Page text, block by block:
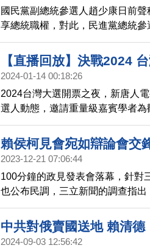
另外《ETtoday》數據指出，賴蕭
在後，雙方差距在3%的誤差範圍
國民黨副總統參選人趙少康日前
享總統職權，對此，民進黨總統
「駭人聽聞」來描述。
【直播回放】決戰2024
2024-01-14 00:18:26
2024台灣大選開票之夜，新唐人
選人動態，邀請重量級嘉賓學者為
賴侯柯見會宛如辯論會交
2023-12-21 07:06:44
100分鐘的政見發表會落幕，針對
也公布民調，三立新聞的調查指
較好，4成7的網友傾向柯文哲，
有5成1的網友覺得柯文哲比較好
另外，Nownews也發起投票，截
中共對俄賣國送地 賴清德
2024-09-03 12:56:42